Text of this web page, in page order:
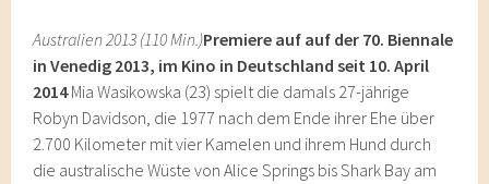
Australien 2013 (110 Min.)Premiere auf auf der 70. Biennale
in Venedig 2013, im Kino in Deutschland seit 10. April
2014Mia Wasikowska (23) spielt die damals 27-jährige
Robyn Davidson, die 1977 nach dem Ende ihrer Ehe über
2.700 Kilometer mit vier Kamelen und ihrem Hund durch
die australische Wüste von Alice Springs bis Shark Bay am